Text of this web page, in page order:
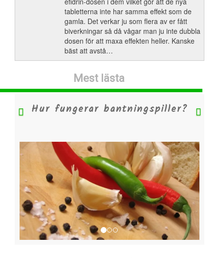
tabletterna inte har samma effekt som de
gamla. Det verkar ju som flera av er fått
biverkningar så då vågar man ju inte dubbla
dosen för att maxa effekten heller. Kanske
bäst att avstå…
Mest lästa
Hur fungerar bantningspiller?
Previous